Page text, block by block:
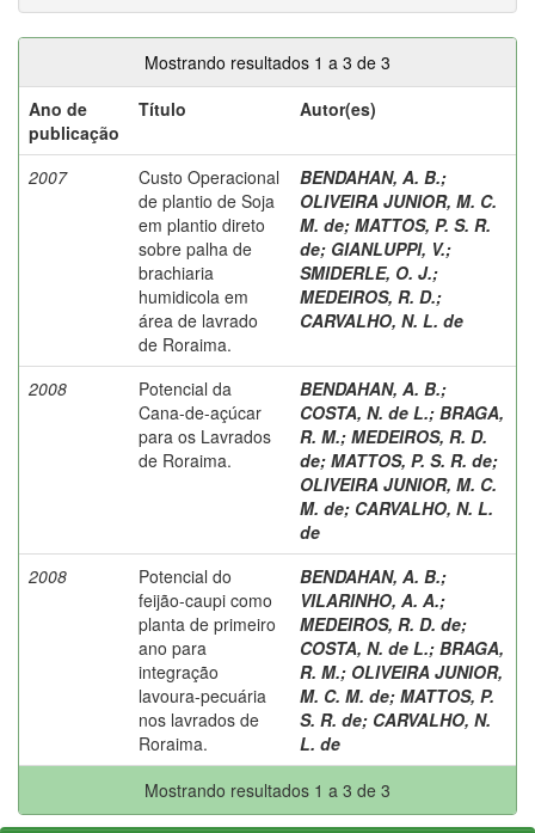
Mostrando resultados 1 a 3 de 3
Ano de
publicação
Título Autor(es)
2007
Custo Operacional
de plantio de Soja
em plantio direto
sobre palha de
brachiaria
humidicola em
área de lavrado
de Roraima.
BENDAHAN, A. B.;
OLIVEIRA JUNIOR, M. C.
M. de; MATTOS, P. S. R.
de; GIANLUPPI, V.;
SMIDERLE, O. J.;
MEDEIROS, R. D.;
CARVALHO, N. L. de
2008
Potencial da
Cana-de-açúcar
para os Lavrados
de Roraima.
BENDAHAN, A. B.;
COSTA, N. de L.; BRAGA,
R. M.; MEDEIROS, R. D.
de; MATTOS, P. S. R. de;
OLIVEIRA JUNIOR, M. C.
M. de; CARVALHO, N. L.
de
2008
Potencial do
feijão-caupi como
planta de primeiro
ano para
integração
lavoura-pecuária
nos lavrados de
Roraima.
BENDAHAN, A. B.;
VILARINHO, A. A.;
MEDEIROS, R. D. de;
COSTA, N. de L.; BRAGA,
R. M.; OLIVEIRA JUNIOR,
M. C. M. de; MATTOS, P.
S. R. de; CARVALHO, N.
L. de
Mostrando resultados 1 a 3 de 3